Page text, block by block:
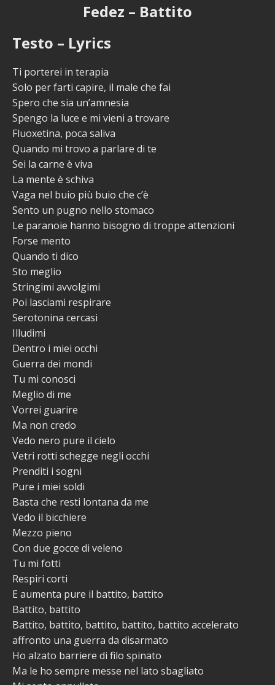
Fedez – Battito
Testo – Lyrics
Ti porterei in terapia
Solo per farti capire, il male che fai
Spero che sia un’amnesia
Spengo la luce e mi vieni a trovare
Fluoxetina, poca saliva
Quando mi trovo a parlare di te
Sei la carne è viva
La mente è schiva
Vaga nel buio più buio che c’è
Sento un pugno nello stomaco
Le paranoie hanno bisogno di troppe attenzioni
Forse mento
Quando ti dico
Sto meglio
Stringimi avvolgimi
Poi lasciami respirare
Serotonina cercasi
Illudimi
Dentro i miei occhi
Guerra dei mondi
Tu mi conosci
Meglio di me
Vorrei guarire
Ma non credo
Vedo nero pure il cielo
Vetri rotti schegge negli occhi
Prenditi i sogni
Pure i miei soldi
Basta che resti lontana da me
Vedo il bicchiere
Mezzo pieno
Con due gocce di veleno
Tu mi fotti
Respiri corti
E aumenta pure il battito, battito
Battito, battito
Battito, battito, battito, battito, battito accelerato
affronto una guerra da disarmato
Ho alzato barriere di filo spinato
Ma le ho sempre messe nel lato sbagliato